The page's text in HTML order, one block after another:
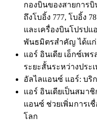
กองบินของสายการบิ
ถึงโบอิ้ง 777, โบอิ้ง
และเครื่องบินโปรปแ
พันธมิตรสำคัญ ได้แก่
แอร์ อินเดีย เอ็กซ์เพ
ระยะสั้นระหว่างประ
อัลไลแอนซ์ แอร์: บริ
แอร์ อินเดียเป็นสมา
แอนซ์ ช่วยเพิ่มการเ
โลก